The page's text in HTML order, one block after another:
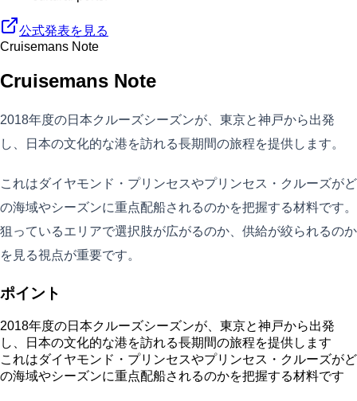
公式発表を見る
Cruisemans Note
Cruisemans Note
2018年度の日本クルーズシーズンが、東京と神戸から出発
し、日本の文化的な港を訪れる長期間の旅程を提供します。
これはダイヤモンド・プリンセスやプリンセス・クルーズがど
の海域やシーズンに重点配船されるのかを把握する材料です。
狙っているエリアで選択肢が広がるのか、供給が絞られるのか
を見る視点が重要です。
ポイント
2018年度の日本クルーズシーズンが、東京と神戸から出発
し、日本の文化的な港を訪れる長期間の旅程を提供します
これはダイヤモンド・プリンセスやプリンセス・クルーズがど
の海域やシーズンに重点配船されるのかを把握する材料です